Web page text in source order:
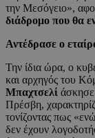
την Μεσόγειο»,
διάδρομο που θα
Αντέδρασε ο
Την ίδια ώρα, ο
και αρχηγός του
Μπαχτσελί άσκησε
Πρέσβη,
τονίζοντας πως
δεν έχουν